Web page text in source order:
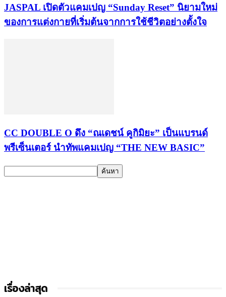
JASPAL เปิดตัวแคมเปญ “Sunday Reset” นิยามใหม่
ของการแต่งกายที่เริ่มต้นจากการใช้ชีวิตอย่างตั้งใจ
CC DOUBLE O ดึง “ณเดชน์ คูกิมิยะ” เป็นแบรนด์
พรีเซ็นเตอร์ นำทัพแคมเปญ “THE NEW BASIC”
เรื่องล่าสุด